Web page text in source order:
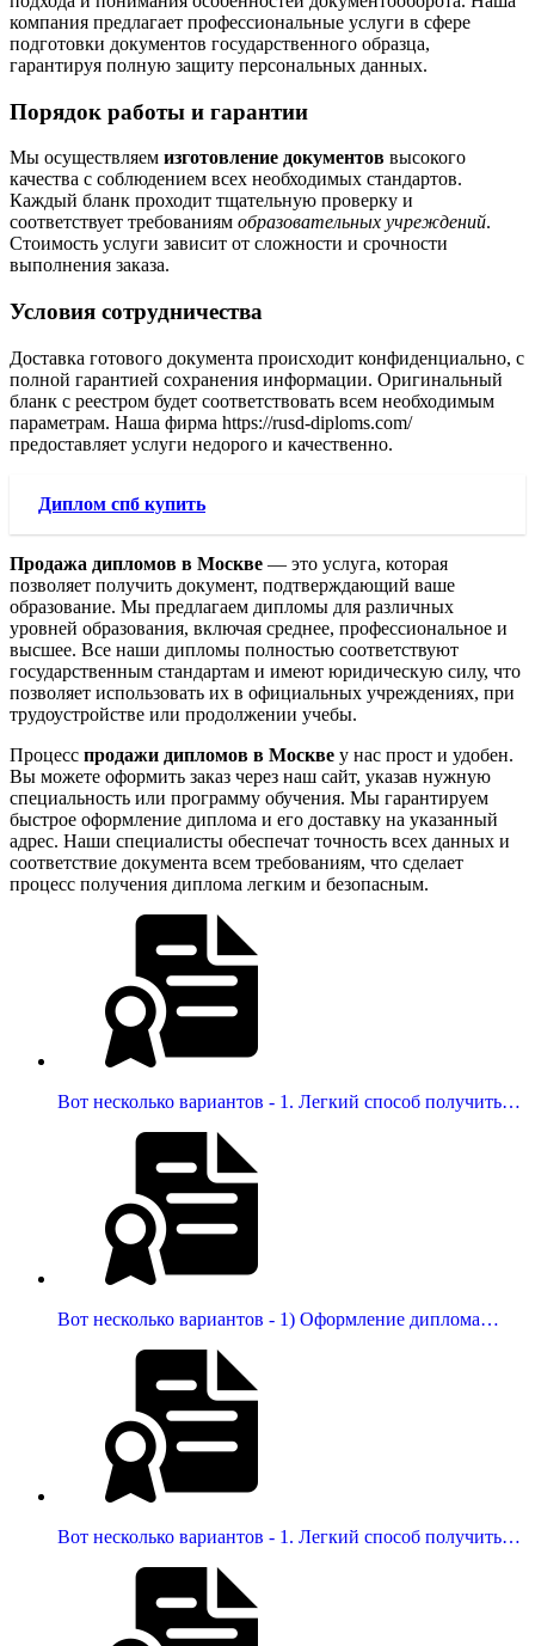
компания предлагает профессиональные услуги в сфере
подготовки документов государственного образца,
гарантируя полную защиту персональных данных.
Порядок работы и гарантии
Мы осуществляем изготовление документов высокого
качества с соблюдением всех необходимых стандартов.
Каждый бланк проходит тщательную проверку и
соответствует требованиям образовательных учреждений.
Стоимость услуги зависит от сложности и срочности
выполнения заказа.
Условия сотрудничества
Доставка готового документа происходит конфиденциально, с
полной гарантией сохранения информации. Оригинальный
бланк с реестром будет соответствовать всем необходимым
параметрам. Наша фирма https://rusd-diploms.com/
предоставляет услуги недорого и качественно.
Диплом спб купить
Продажа дипломов в Москве — это услуга, которая
позволяет получить документ, подтверждающий ваше
образование. Мы предлагаем дипломы для различных
уровней образования, включая среднее, профессиональное и
высшее. Все наши дипломы полностью соответствуют
государственным стандартам и имеют юридическую силу, что
позволяет использовать их в официальных учреждениях, при
трудоустройстве или продолжении учебы.
Процесс продажи дипломов в Москве у нас прост и удобен.
Вы можете оформить заказ через наш сайт, указав нужную
специальность или программу обучения. Мы гарантируем
быстрое оформление диплома и его доставку на указанный
адрес. Наши специалисты обеспечат точность всех данных и
соответствие документа всем требованиям, что сделает
процесс получения диплома легким и безопасным.
Вот несколько вариантов - 1. Легкий способ получить…
Вот несколько вариантов - 1) Оформление диплома…
Вот несколько вариантов - 1. Легкий способ получить…